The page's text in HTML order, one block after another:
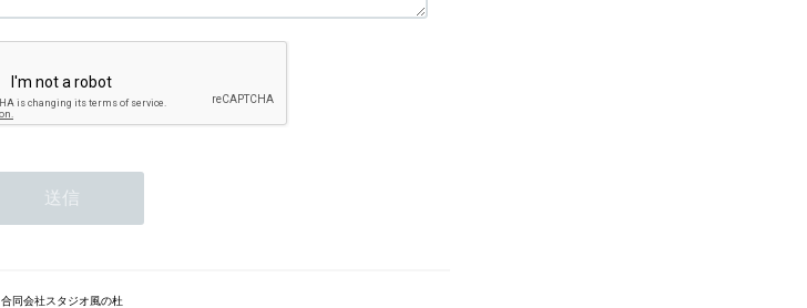
合同会社スタジオ風の杜